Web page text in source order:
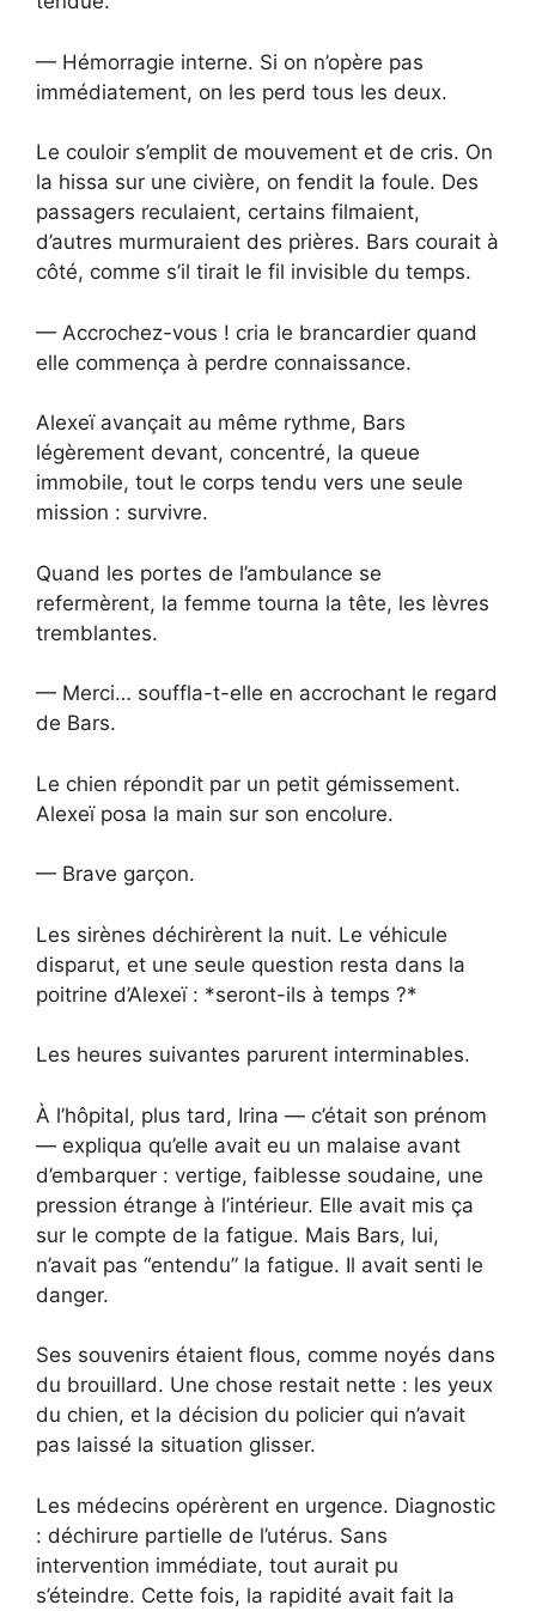
— Hémorragie interne. Si on n’opère pas
immédiatement, on les perd tous les deux.
Le couloir s’emplit de mouvement et de cris. On
la hissa sur une civière, on fendit la foule. Des
passagers reculaient, certains filmaient,
d’autres murmuraient des prières. Bars courait à
côté, comme s’il tirait le fil invisible du temps.
— Accrochez-vous ! cria le brancardier quand
elle commença à perdre connaissance.
Alexeï avançait au même rythme, Bars
légèrement devant, concentré, la queue
immobile, tout le corps tendu vers une seule
mission : survivre.
Quand les portes de l’ambulance se
refermèrent, la femme tourna la tête, les lèvres
tremblantes.
— Merci… souffla-t-elle en accrochant le regard
de Bars.
Le chien répondit par un petit gémissement.
Alexeï posa la main sur son encolure.
— Brave garçon.
Les sirènes déchirèrent la nuit. Le véhicule
disparut, et une seule question resta dans la
poitrine d’Alexeï : *seront-ils à temps ?*
Les heures suivantes parurent interminables.
À l’hôpital, plus tard, Irina — c’était son prénom
— expliqua qu’elle avait eu un malaise avant
d’embarquer : vertige, faiblesse soudaine, une
pression étrange à l’intérieur. Elle avait mis ça
sur le compte de la fatigue. Mais Bars, lui,
n’avait pas “entendu” la fatigue. Il avait senti le
danger.
Ses souvenirs étaient flous, comme noyés dans
du brouillard. Une chose restait nette : les yeux
du chien, et la décision du policier qui n’avait
pas laissé la situation glisser.
Les médecins opérèrent en urgence. Diagnostic
: déchirure partielle de l’utérus. Sans
intervention immédiate, tout aurait pu
s’éteindre. Cette fois, la rapidité avait fait la